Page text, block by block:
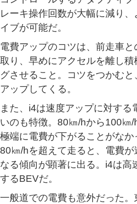
レーキ操作回数が大幅に減り
イブが可能だ。
電費アップのコツは、前走車
取り、早めにアクセルを離し
グさせること。コツをつかむと
アップしてくる。
また、i4は速度アップに対する
いのも特徴。80㎞/hから100㎞/
極端に電費が下がることがな
80㎞/hを超えて走ると、電費が
なる傾向が顕著に出る。i4は高
するBEVだ。
一般道での電費も意外だった